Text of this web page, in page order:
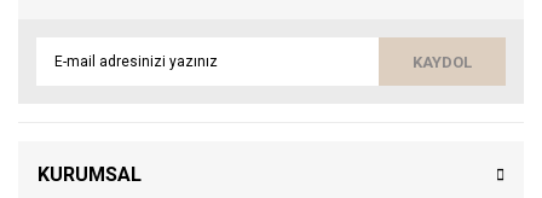
KAYDOL
KURUMSAL